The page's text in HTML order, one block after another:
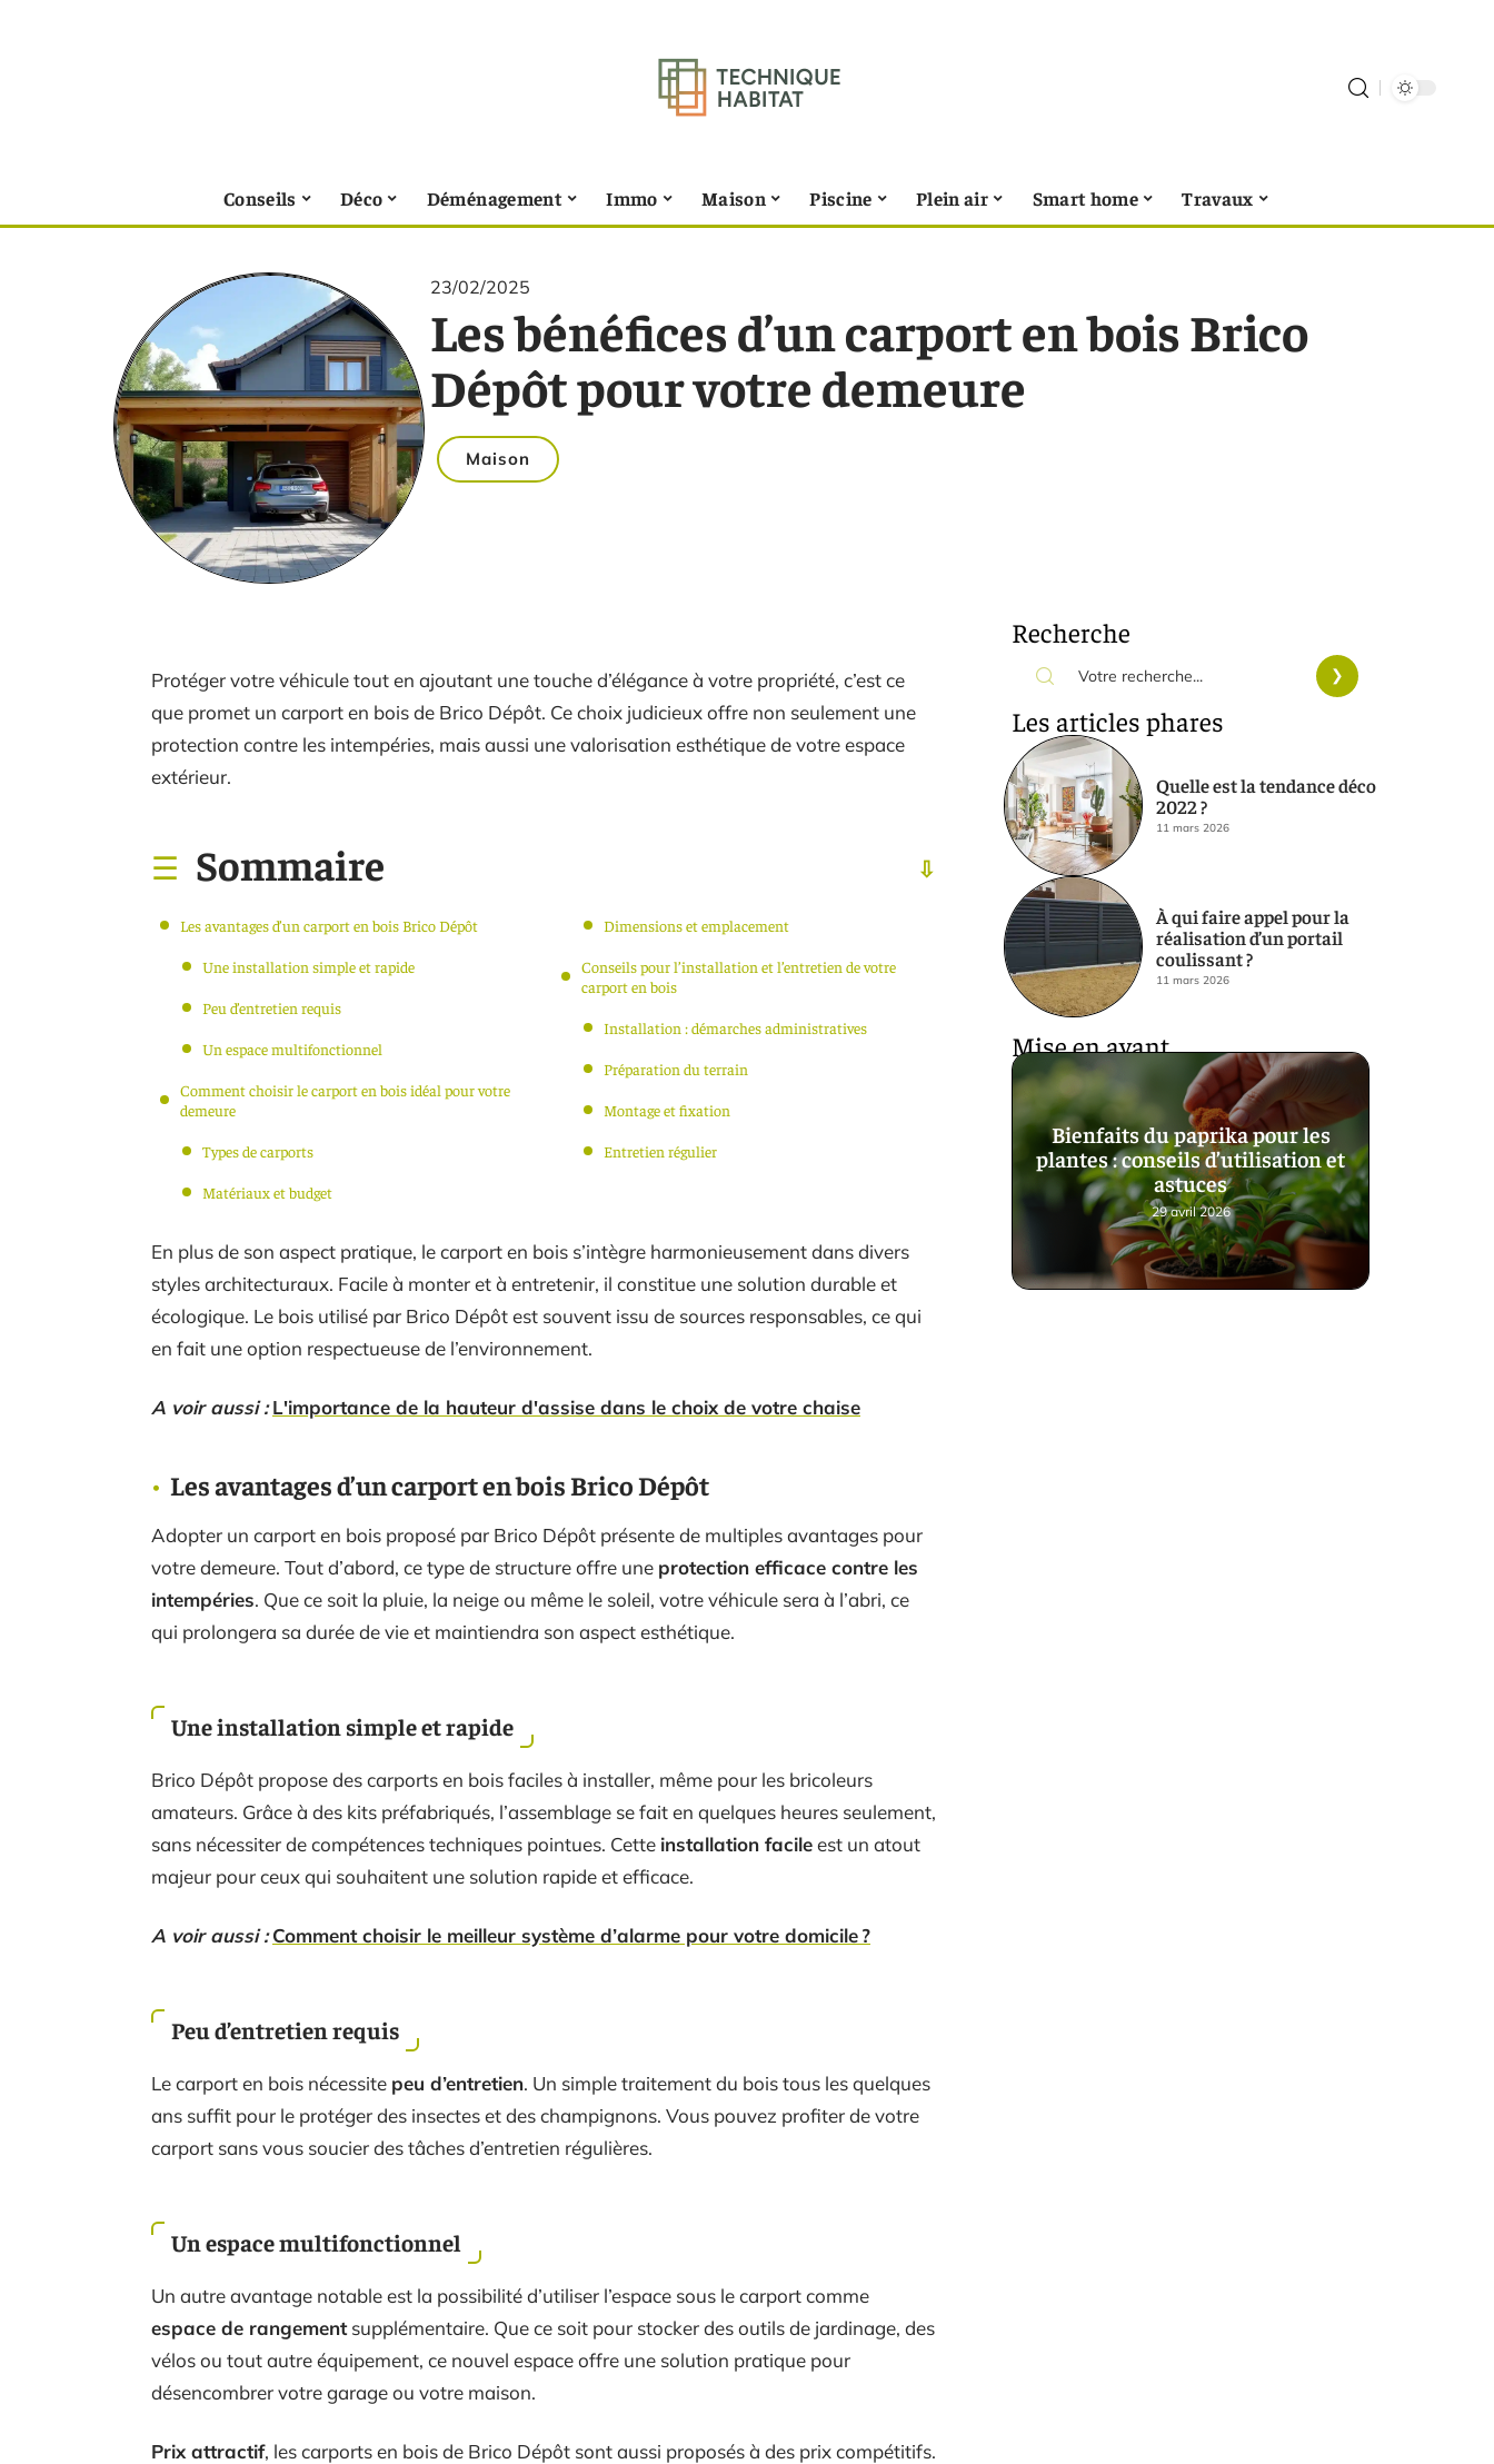
Conseils Déco Déménagement Immo Maison Piscine Plein air Smart home Travaux
23/02/2025
Les bénéfices d’un carport en bois Brico
Dépôt pour votre demeure
Maison
Protéger votre véhicule tout en ajoutant une touche d’élégance à votre propriété, c’est ce
que promet un carport en bois de Brico Dépôt. Ce choix judicieux offre non seulement une
protection contre les intempéries, mais aussi une valorisation esthétique de votre espace
extérieur.
Sommaire
Les avantages d’un carport en bois Brico Dépôt
Une installation simple et rapide
Peu d’entretien requis
Un espace multifonctionnel
Comment choisir le carport en bois idéal pour votre
demeure
Types de carports
Matériaux et budget
Dimensions et emplacement
Conseils pour l’installation et l’entretien de votre
carport en bois
Installation : démarches administratives
Préparation du terrain
Montage et fixation
Entretien régulier
En plus de son aspect pratique, le carport en bois s’intègre harmonieusement dans divers
styles architecturaux. Facile à monter et à entretenir, il constitue une solution durable et
écologique. Le bois utilisé par Brico Dépôt est souvent issu de sources responsables, ce qui
en fait une option respectueuse de l’environnement.
A voir aussi : L'importance de la hauteur d'assise dans le choix de votre chaise
Les avantages d’un carport en bois Brico Dépôt
Adopter un carport en bois proposé par Brico Dépôt présente de multiples avantages pour
votre demeure. Tout d’abord, ce type de structure offre une protection efficace contre les
intempéries. Que ce soit la pluie, la neige ou même le soleil, votre véhicule sera à l’abri, ce
qui prolongera sa durée de vie et maintiendra son aspect esthétique.
Une installation simple et rapide
Brico Dépôt propose des carports en bois faciles à installer, même pour les bricoleurs
amateurs. Grâce à des kits préfabriqués, l’assemblage se fait en quelques heures seulement,
sans nécessiter de compétences techniques pointues. Cette installation facileest un atout
majeur pour ceux qui souhaitent une solution rapide et efficace.
A voir aussi : Comment choisir le meilleur système d’alarme pour votre domicile ?
Peu d’entretien requis
Le carport en bois nécessite peu d’entretien. Un simple traitement du bois tous les quelques
ans suffit pour le protéger des insectes et des champignons. Vous pouvez profiter de votre
carport sans vous soucier des tâches d’entretien régulières.
Un espace multifonctionnel
Un autre avantage notable est la possibilité d’utiliser l’espace sous le carport comme
espace de rangementsupplémentaire. Que ce soit pour stocker des outils de jardinage, des
vélos ou tout autre équipement, ce nouvel espace offre une solution pratique pour
désencombrer votre garage ou votre maison.
Prix attractif, les carports en bois de Brico Dépôt sont aussi proposés à des prix compétitifs.
Recherche
Les articles phares
Quelle est la tendance déco
2022 ?
11 mars 2026
À qui faire appel pour la
réalisation d’un portail
coulissant ?
11 mars 2026
Mise en avant
Bienfaits du paprika pour les
plantes : conseils d’utilisation et
astuces
29 avril 2026